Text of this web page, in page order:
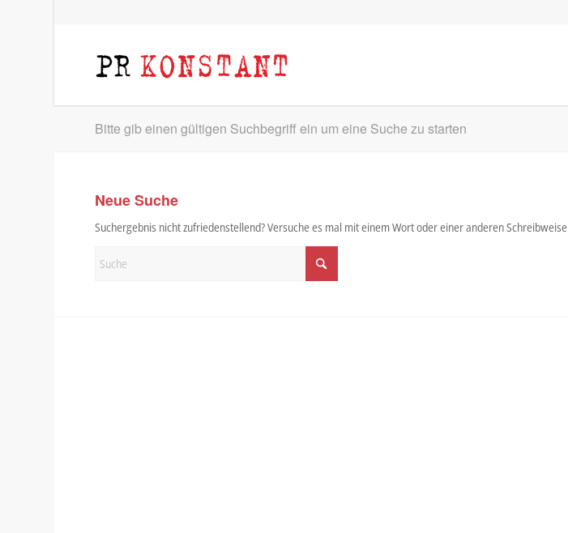
Bitte gib einen gültigen Suchbegriff ein um eine Suche zu starten
Neue Suche
Suchergebnis nicht zufriedenstellend? Versuche es mal mit einem Wort oder einer anderen Schreibweise